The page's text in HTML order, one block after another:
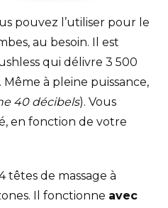
pouvez l’utiliser pour le
au besoin. Il est
qui délivre 3 500
à pleine puissance,
40 décibels). Vous
en fonction de votre
têtes de massage à
Il fonctionne avec